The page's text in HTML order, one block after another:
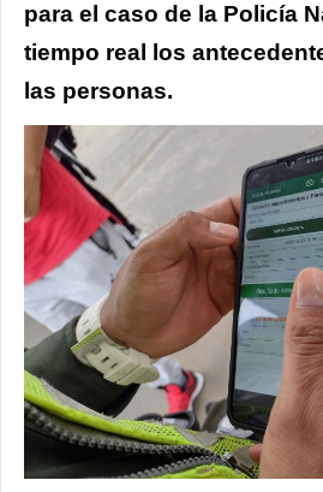
para el caso de la Policía
tiempo real los
las personas.